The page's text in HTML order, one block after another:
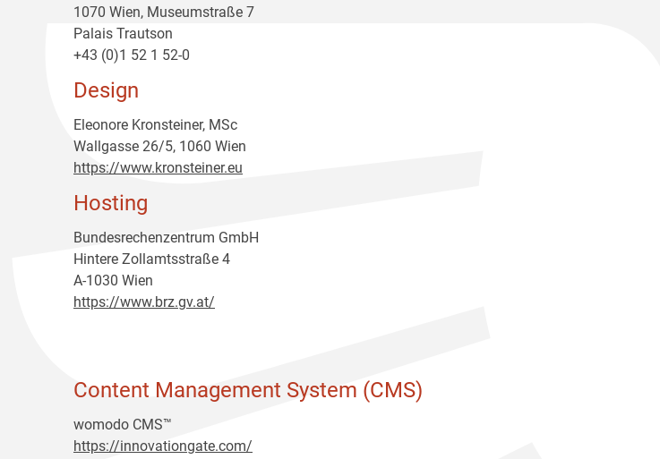
1070 Wien, Museumstraße 7
Palais Trautson
+43 (0)1 52 1 52-0
Design
Eleonore Kronsteiner, MSc
Wallgasse 26/5, 1060 Wien
https://www.kronsteiner.eu
Hosting
Bundesrechenzentrum GmbH
Hintere Zollamtsstraße 4
A-1030 Wien
https://www.brz.gv.at/
Content Management System (CMS)
womodo CMS™
https://innovationgate.com/